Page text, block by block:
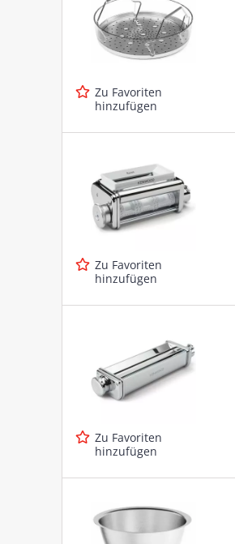
Zu Favoriten
hinzufügen
Zu Favoriten
hinzufügen
Zu Favoriten
hinzufügen